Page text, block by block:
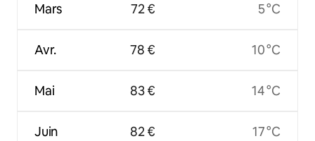
Mars
Avr.
Mai
Juin
72 €
78 €
83 €
82 €
5 °C
10 °C
14 °C
17 °C